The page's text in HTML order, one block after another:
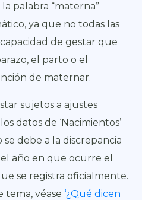
palabra “materna”
ya que no todas las
de gestar que
el parto o el
de maternar.
sujetos a ajustes
datos de ‘Nacimientos’
se debe a la discrepancia
año en que ocurre el
se registra oficialmente.
tema, véase ‘¿Qué dicen